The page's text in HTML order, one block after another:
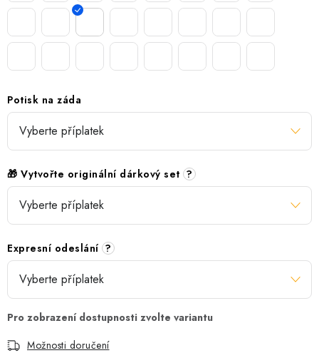
Potisk na záda
🎁 Vytvořte originální dárkový set ?
Expresní odeslání ?
Možnosti doručení